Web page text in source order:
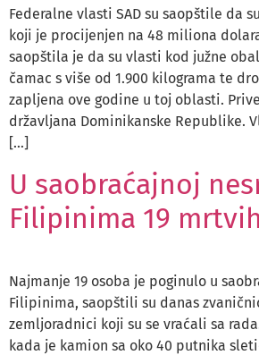
Federalne vlasti SAD su saopštile da
koji je procijenjen na 48 miliona
saopštila je da su vlasti kod južne
čamac s više od 1.900 kilograma te
zapljena ove godine u toj oblasti.
državljana Dominikanske Republike.
[…]
U saobraćajnoj
Filipinima 19 mrtvih
Najmanje 19 osoba je poginulo u
Filipinima, saopštili su danas
zemljoradnici koji su se vraćali sa
kada je kamion sa oko 40 putnika